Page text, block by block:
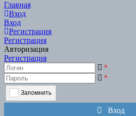
Главная
Вход
Вход
Регистрация
Регистрация
Авторизация
Регистрация
*
*
Запомнить
Вход